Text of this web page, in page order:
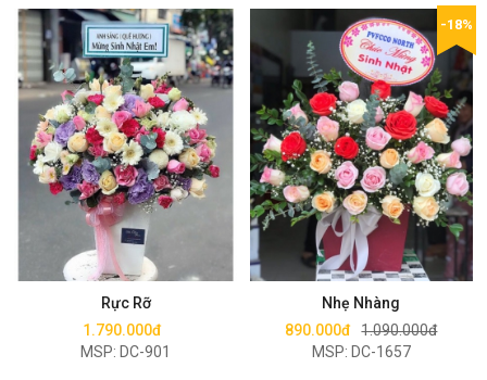
Rực Rỡ
1.790.000đ
MSP: DC-901
Mua ngay
Nhẹ Nhàng
890.000đ 1.090.000đ
MSP: DC-1657
-18%
Mua ngay